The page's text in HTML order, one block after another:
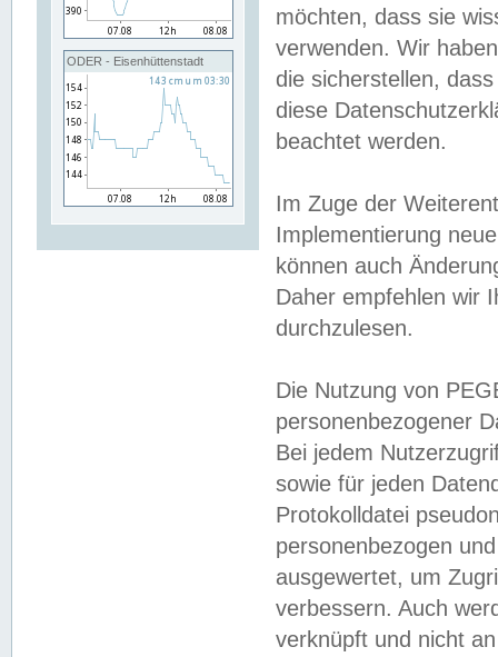
ODER - Eisenhüttenstadt
möchten, dass sie
verwenden. Wir
die sicherstellen,
diese
beachtet werden.
Im Zuge der
Implementierung
können auch
Daher empfehlen wir
durchzulesen.
Die Nutzung von
personenbezogener
Bei jedem
sowie für jeden
Protokolldatei
personenbezogen
ausgewertet, um
verbessern. Auch
verknüpft und nicht